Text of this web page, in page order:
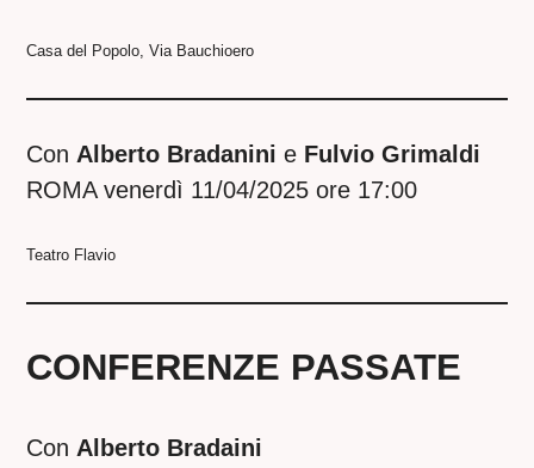
Casa del Popolo, Via Bauchioero
Con Alberto Bradanini e Fulvio Grimaldi
ROMA venerdì 11/04/2025 ore 17:00
Teatro Flavio
CONFERENZE PASSATE
Con Alberto Bradaini